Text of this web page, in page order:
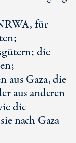
für
die
aus Gaza, die
aus anderen
die
nach Gaza